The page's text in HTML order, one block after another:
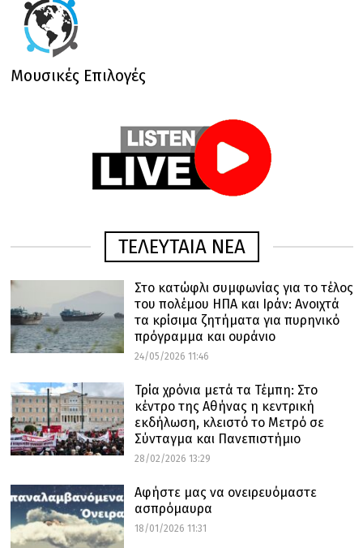
Μουσικές Επιλογές
ΤΕΛΕΥΤΑΙΑ ΝΕΑ
Στο κατώφλι συμφωνίας για το τέλος
του πολέμου ΗΠΑ και Ιράν: Ανοιχτά
τα κρίσιμα ζητήματα για πυρηνικό
πρόγραμμα και ουράνιο
24/05/2026 11:46
Τρία χρόνια μετά τα Τέμπη: Στο
κέντρο της Αθήνας η κεντρική
εκδήλωση, κλειστό το Μετρό σε
Σύνταγμα και Πανεπιστήμιο
28/02/2026 13:29
Αφήστε μας να ονειρευόμαστε
ασπρόμαυρα
18/01/2026 11:31